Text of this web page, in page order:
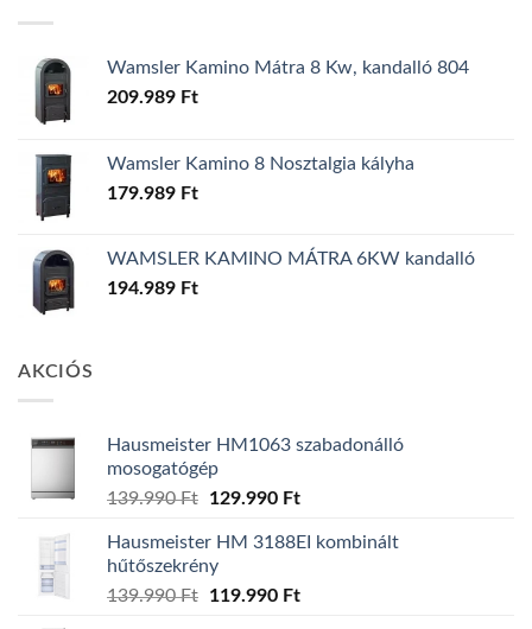
Wamsler Kamino Mátra 8 Kw, kandalló 804
209.989 Ft
Wamsler Kamino 8 Nosztalgia kályha
179.989 Ft
WAMSLER KAMINO MÁTRA 6KW kandalló
194.989 Ft
AKCIÓS
Hausmeister HM1063 szabadonálló
mosogatógép
139.990Ft
Original
was:
139.990 Ft.
129.990 FtCurrent
is:
Hausmeister HM 3188EI kombinált
hűtőszekrény
139.990Ft
Original
119.990 FtCurrent